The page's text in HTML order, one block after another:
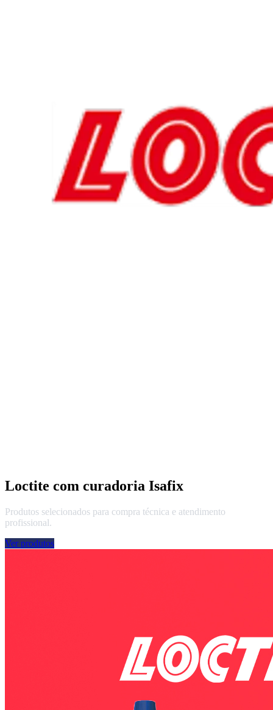
Loctite com curadoria Isafix
Produtos selecionados para compra técnica e atendimento
profissional.
Ver produtos